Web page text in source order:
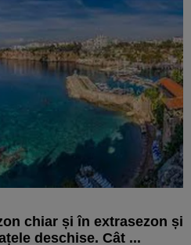
chiar și în extrasezon și
deschise. Cât ...